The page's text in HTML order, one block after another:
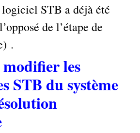
STB a déjà été
de l’étape de
.
les
STB du système